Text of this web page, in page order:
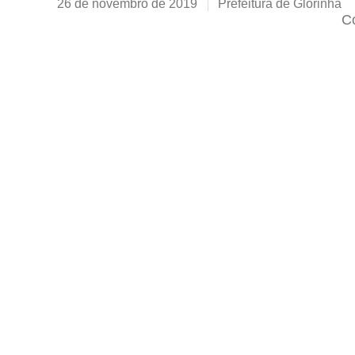
26 de novembro de 2019 Prefeitura de Glorinha